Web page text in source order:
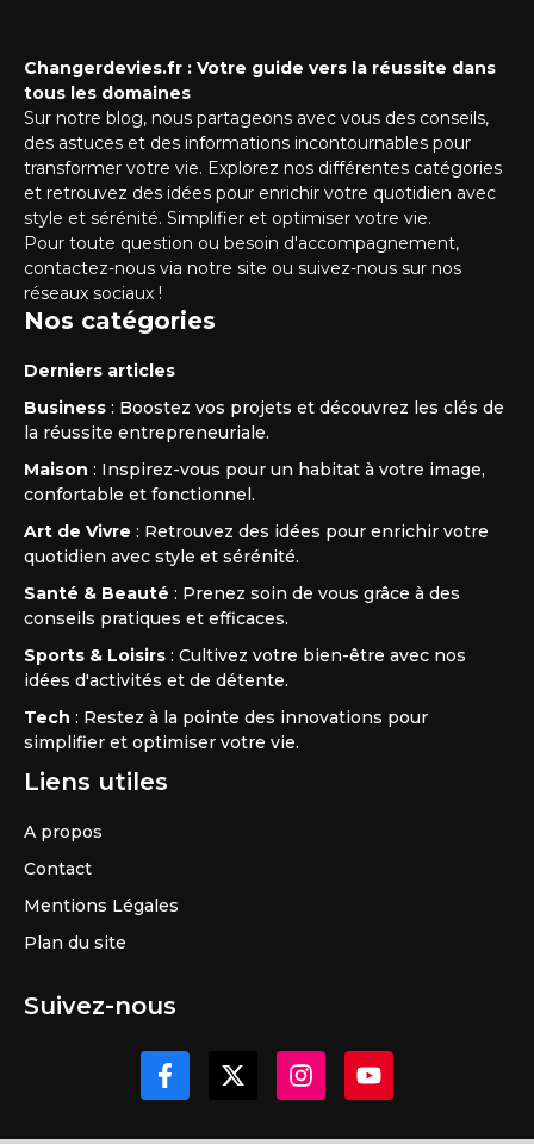
Changerdevies.fr : Votre guide vers la réussite dans
tous les domaines
Sur notre blog, nous partageons avec vous des conseils,
des astuces et des informations incontournables pour
transformer votre vie. Explorez nos différentes catégories
et retrouvez des idées pour enrichir votre quotidien avec
style et sérénité. Simplifier et optimiser votre vie.
Pour toute question ou besoin d'accompagnement,
contactez-nous via notre site ou suivez-nous sur nos
réseaux sociaux !
Nos catégories
Derniers articles
Business : Boostez vos projets et découvrez les clés de
la réussite entrepreneuriale.
Maison : Inspirez-vous pour un habitat à votre image,
confortable et fonctionnel.
Art de Vivre : Retrouvez des idées pour enrichir votre
quotidien avec style et sérénité.
Santé & Beauté : Prenez soin de vous grâce à des
conseils pratiques et efficaces.
Sports & Loisirs : Cultivez votre bien-être avec nos
idées d'activités et de détente.
Tech : Restez à la pointe des innovations pour
simplifier et optimiser votre vie.
Liens utiles
A propos
Contact
Mentions Légales
Plan du site
Suivez-nous